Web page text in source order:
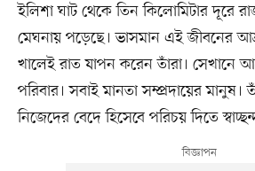
ইলিশা ঘাট থেকে তিন কিলোমিটার দূরে
মেঘনায় পড়েছে। ভাসমান এই জীবনের
খালেই রাত যাপন করেন তাঁরা।
পরিবার। সবাই মানতা সম্প্রদায়ের
নিজেদের বেদে হিসেবে পরিচয় দিতে